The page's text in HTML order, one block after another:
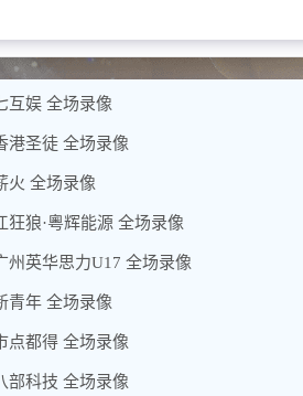
互娱 全场录像
港圣徒 全场录像
火 全场录像
狼·粵辉能源 全场录像
州英华思力U17 全场录像
青年 全场录像
点都得 全场录像
部科技 全场录像